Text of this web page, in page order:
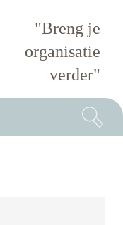
"Breng je
organisatie
verder"